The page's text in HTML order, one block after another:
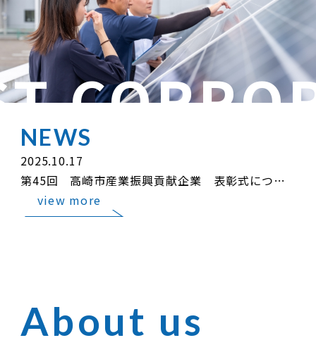
NEWS
2025.10.17
第45回 高崎市産業振興貢献企業 表彰式について
view more